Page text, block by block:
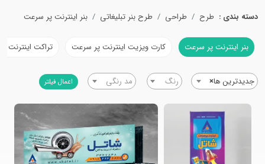
دسته بندی : طرح طراحی طرح بنر تبلیغاتی بنر اینترنت پر سرعت
بنر اینترنت پر سرعت کارت ویزیت اینترنت پر سرعت تراکت اینترنت
×جدیدترین ها رنگ مد رنگی اعمال فیلتر